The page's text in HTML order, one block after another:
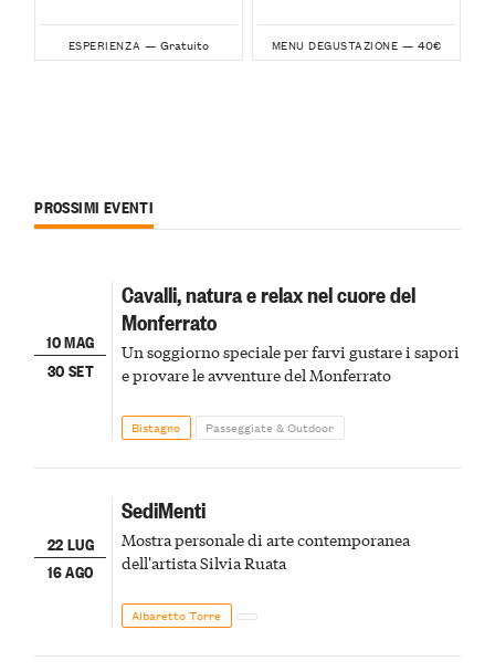
ESPERIENZA — Gratuito MENU DEGUSTAZIONE — 40€
PROSSIMI EVENTI
10 MAG
30 SET
Cavalli, natura e relax nel cuore del
Monferrato
Un soggiorno speciale per farvi gustare i sapori
e provare le avventure del Monferrato
Bistagno Passeggiate & Outdoor
22 LUG
16 AGO
SediMenti
Mostra personale di arte contemporanea
dell'artista Silvia Ruata
Albaretto Torre